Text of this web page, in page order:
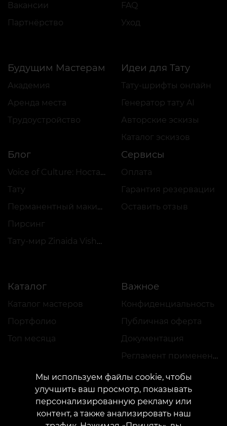
Вакансии
Партнёрство
FAQ
Уход
Будущим Мастерам
Академия
Аренда места
Трудоустройство
Идеи для Тату
Тату-шрифты онлайн
Генератор тату AI
Авторские эскизы
Каталог эскизов
Блог
Voice of Culture: Ностальгия по 2000-м
Тату
Перманентный макияж
Пирсинг
Тату-мир Zinaida Vishenka
Сервисы
Оплата
Гарантия резервации
Оставить отзыв
Каталог
Каталог мастеров
Портфолио
Топ месяца
Важное
Конфиденциальность
Публичная оферта
Документация
Регламент применения акций
Мы используем файлы cookie, чтобы
улучшить ваш просмотр, показывать
персонализированную рекламу или
контент, а также анализировать наш